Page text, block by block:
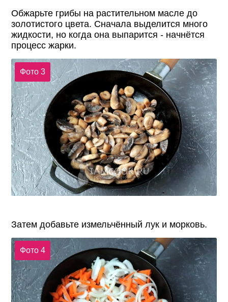
Обжарьте грибы на растительном масле до
золотистого цвета. Сначала выделится много
жидкости, но когда она выпарится - начнётся
процесс жарки.
Фото 3
Затем добавьте измельчённый лук и морковь.
Фото 4